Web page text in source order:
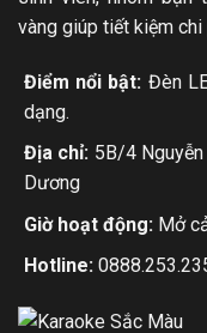
vàng giúp tiết kiệm chi
Điểm nổi bật: Đèn
dạng.
Địa chỉ: 5B/4
Dương
Giờ hoạt động: Mở
Hotline: